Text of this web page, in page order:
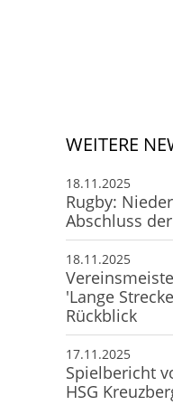
WEITERE
18.11.2025
Rugby:
Abschluss
18.11.2025
'Lange
Rückblick
17.11.2025
Spielbericht
HSG